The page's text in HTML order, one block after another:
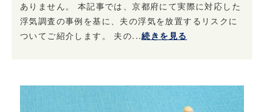
ありません。 本記事では、京都府にて実際に対応した
浮気調査の事例を基に、夫の浮気を放置するリスクに
ついてご紹介します。 夫の...続きを見る